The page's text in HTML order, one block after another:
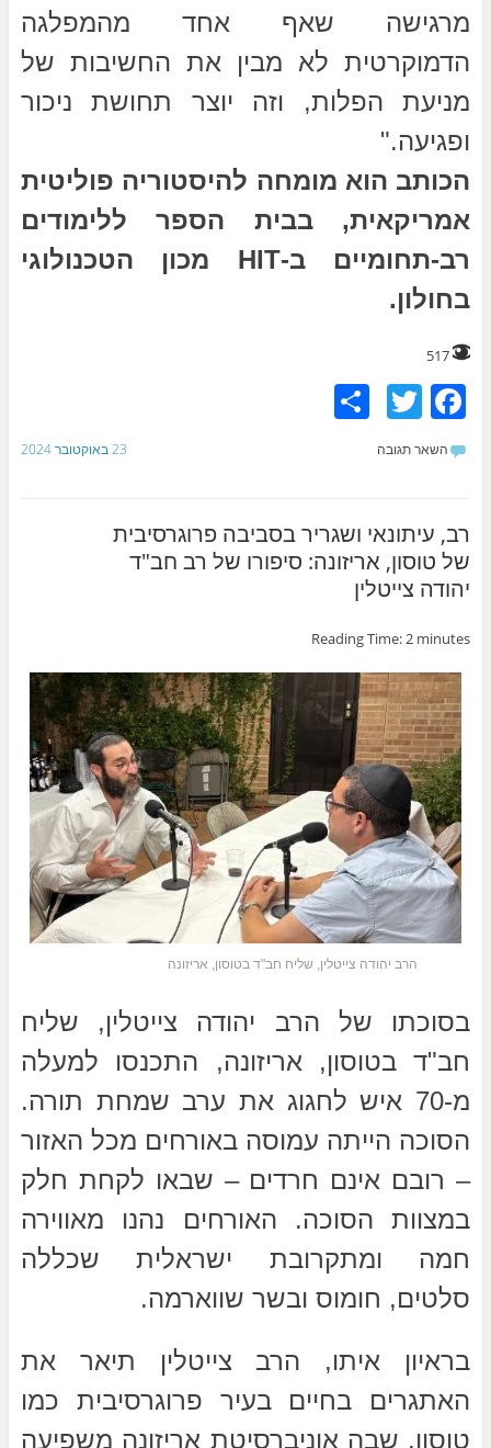
מרגישה שאף אחד מהמפלגה
הדמוקרטית לא מבין את החשיבות של
מניעת הפלות, וזה יוצר תחושת ניכור
ופגיעה."
הכותב הוא מומחה להיסטוריה פוליטית
אמריקאית, בבית הספר ללימודים
רב-תחומיים ב-HIT מכון הטכנולוגי
בחולון.
517
F
a
b
o
o
k
T
w
S
23 באוקטובר 2024 השאר תגובה
רב, עיתונאי ושגריר בסביבה פרוגרסיבית
של טוסון, אריזונה: סיפורו של רב חב"ד
יהודה צייטלין
Reading Time:2 minutes
הרב יהודה צייטלין, שליח חב"ד בטוסון, אריזונה
בסוכתו של הרב יהודה צייטלין, שליח
חב"ד בטוסון, אריזונה, התכנסו למעלה
מ-70 איש לחגוג את ערב שמחת תורה.
הסוכה הייתה עמוסה באורחים מכל האזור
– רובם אינם חרדים – שבאו לקחת חלק
במצוות הסוכה. האורחים נהנו מאווירה
חמה ומתקרובת ישראלית שכללה
סלטים, חומוס ובשר שווארמה.
בראיון איתו, הרב צייטלין תיאר את
האתגרים בחיים בעיר פרוגרסיבית כמו
טוסון, שבה אוניברסיטת אריזונה משפיעה